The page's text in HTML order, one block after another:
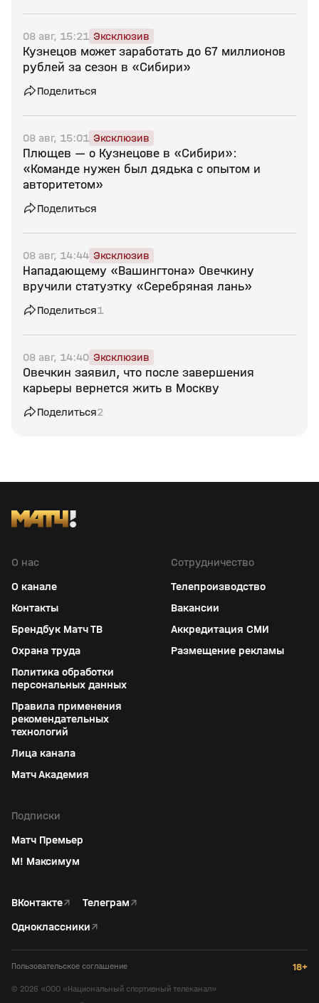
08 авг, 15:21 Эксклюзив
Кузнецов может заработать до 67 миллионов
рублей за сезон в «Сибири»
Поделиться
08 авг, 15:01 Эксклюзив
Плющев — о Кузнецове в «Сибири»:
«Команде нужен был дядька с опытом и
авторитетом»
Поделиться
08 авг, 14:44 Эксклюзив
Нападающему «Вашингтона» Овечкину
вручили статуэтку «Серебряная лань»
Поделиться1
08 авг, 14:40 Эксклюзив
Овечкин заявил, что после завершения
карьеры вернется жить в Москву
Поделиться2
О нас
О канале
Контакты
Брендбук Матч ТВ
Охрана труда
Политика обработки
персональных данных
Правила применения
рекомендательных
технологий
Лица канала
Матч Академия
Сотрудничество
Телепроизводство
Вакансии
Аккредитация СМИ
Размещение рекламы
Подписки
Матч Премьер
М! Максимум
ВКонтакте↗ Телеграм↗
Одноклассники↗
Пользовательское соглашение 18+
© 2026 «ООО «Национальный спортивный телеканал»